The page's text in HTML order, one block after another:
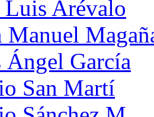
Luis Arévalo
Manuel
García
San Martí